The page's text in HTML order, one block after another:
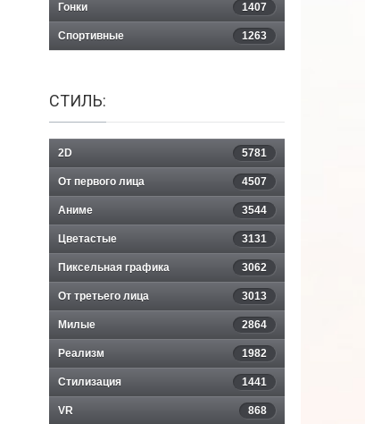
Гонки 1407
Спортивные 1263
СТИЛЬ:
2D 5781
От первого лица 4507
Аниме 3544
Цветастые 3131
Пиксельная графика 3062
От третьего лица 3013
Милые 2864
Реализм 1982
Стилизация 1441
VR 868